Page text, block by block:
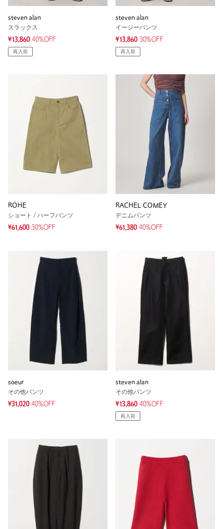
steven alan
スラックス
¥13,860 40%OFF
再入荷
steven alan
イージーパンツ
¥13,860 30%OFF
再入荷
RÓHE
ショート / ハーフパンツ
¥61,600 30%OFF
RACHEL COMEY
デニムパンツ
¥61,380 40%OFF
soeur
その他パンツ
¥31,020 40%OFF
steven alan
その他パンツ
¥13,860 40%OFF
再入荷